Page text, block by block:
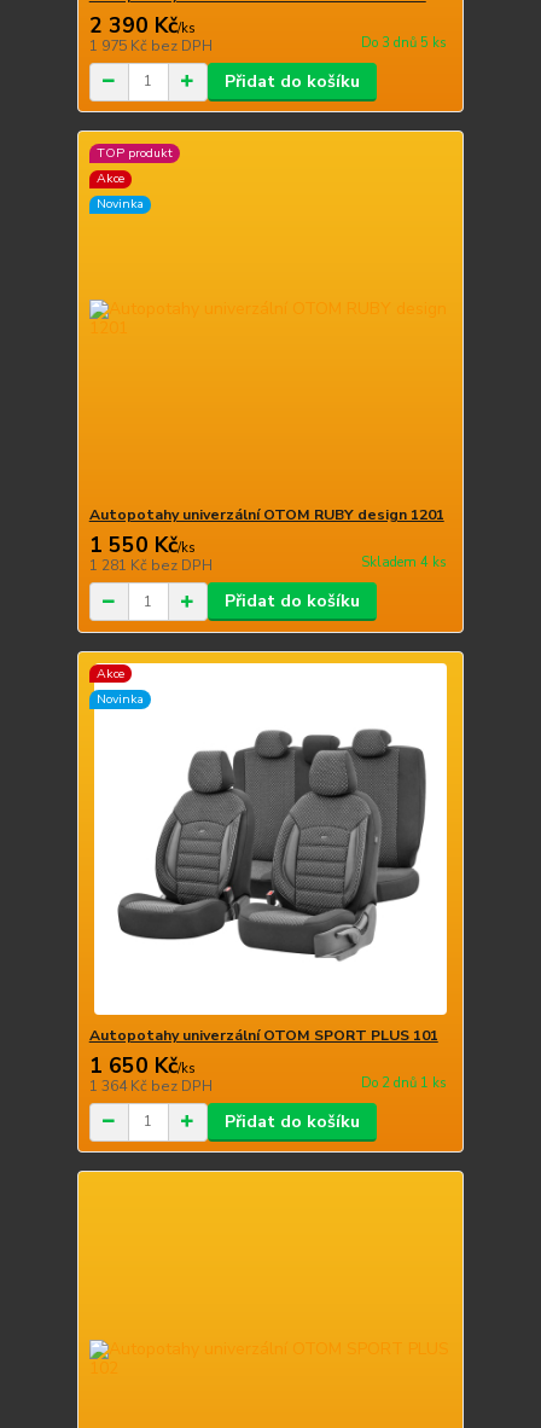
2 390 Kč/ks
1 975 Kč bez DPH Do 3 dnů 5 ks
Přidat do košíku
TOP produkt
Akce
Novinka
Autopotahy univerzální OTOM RUBY design 1201
1 550 Kč/ks
1 281 Kč bez DPH Skladem 4 ks
Přidat do košíku
Akce
Novinka
Autopotahy univerzální OTOM SPORT PLUS 101
1 650 Kč/ks
1 364 Kč bez DPH Do 2 dnů 1 ks
Přidat do košíku